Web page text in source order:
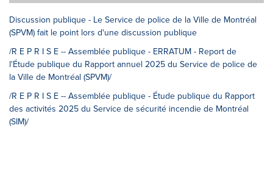
Discussion publique - Le Service de police de la Ville de Montréal
(SPVM) fait le point lors d'une discussion publique
/R E P R I S E -- Assemblée publique - ERRATUM - Report de
l'Étude publique du Rapport annuel 2025 du Service de police de
la Ville de Montréal (SPVM)/
/R E P R I S E -- Assemblée publique - Étude publique du Rapport
des activités 2025 du Service de sécurité incendie de Montréal
(SIM)/